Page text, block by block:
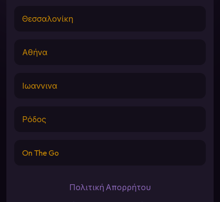
Θεσσαλονίκη
Αθήνα
Ιωαννινα
Ρόδος
On The Go
Πολιτική Απορρήτου